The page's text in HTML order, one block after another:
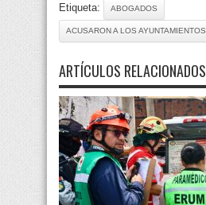
Etiqueta: ABOGADOS
ACUSARON A LOS AYUNTAMIENTOS
ARTÍCULOS RELACIONADOS